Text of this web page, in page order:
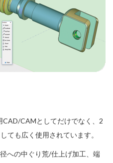
CAMとしてだけでなく、2
ても広く使用されています。
への中ぐり荒/仕上げ加工、端